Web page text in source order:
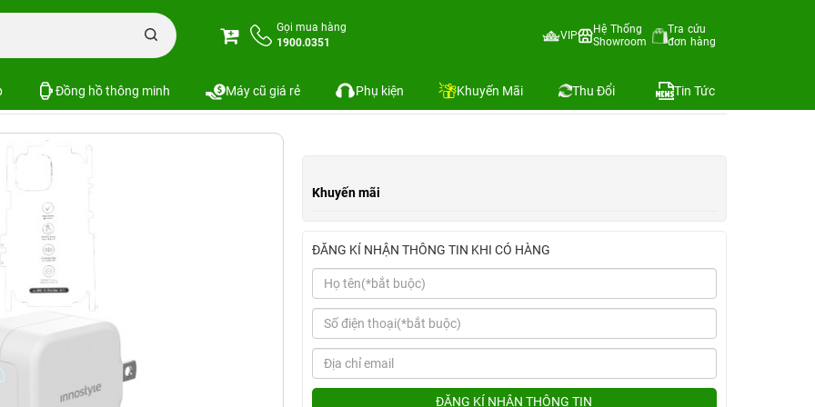
Gọi mua hàng
1900.0351
VIP
Hệ Thống
Showroom
Tra cứu
đơn hàng
Đồng hồ thông minh Máy cũ giá rẻ Phụ kiện Khuyến Mãi Thu Đổi Tin Tức
Combo phụ kiện iPhone 13 Series Combo iPhone 13 Pro Max (Cốc 20W+Cáp C to L INNOSTYLE+Dán Full+PPF)
C to L INNOSTYLE+Dán Full+PPF)
Khuyến mãi
ĐĂNG KÍ NHẬN THÔNG TIN KHI CÓ HÀNG
ĐĂNG KÍ NHẬN THÔNG TIN